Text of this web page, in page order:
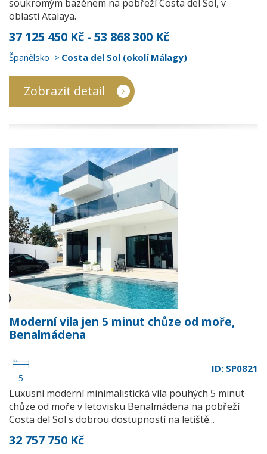
soukromým bazénem na pobřeží Costa del Sol, v
oblasti Atalaya.
37 125 450 Kč - 53 868 300 Kč
Španělsko Costa del Sol (okolí Málagy)
Zobrazit detail
Moderní vila jen 5 minut chůze od moře,
Benalmádena
5
ID: SP0821
Luxusní moderní minimalistická vila pouhých 5 minut
chůze od moře v letovisku Benalmádena na pobřeží
Costa del Sol s dobrou dostupností na letiště...
32 757 750 Kč